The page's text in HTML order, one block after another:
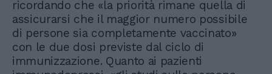
ricordando che «la priorità rimane quella di
assicurarsi che il maggior numero possibile
di persone sia completamente vaccinato»
con le due dosi previste dal ciclo di
immunizzazione. Quanto ai pazienti